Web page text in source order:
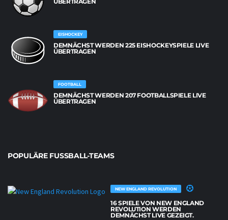
EISHOCKEY
DEMNÄCHST WERDEN 225 EISHOCKEYSPIELE LIVE
ÜBERTRAGEN
FOOTBALL
DEMNÄCHST WERDEN 207 FOOTBALLSPIELE LIVE
ÜBERTRAGEN
POPULÄRE FUSSBALL-TEAMS
NEW ENGLAND REVOLUTION
16 SPIELE VON NEW ENGLAND
REVOLUTION WERDEN
DEMNÄCHST LIVE GEZEIGT.